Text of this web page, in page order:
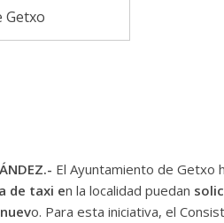
Getxo
El Ayuntamiento de Getxo
de taxi en la localidad puedan
o. Para esta iniciativa, el